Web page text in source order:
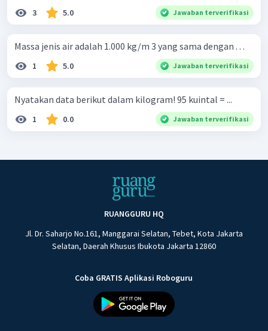
3 5.0 Jawaban terverifikasi
Massa jenis air adalah 1.000 kg/m 3 yang sama dengan . . .
1 5.0 Jawaban terverifikasi
Nyatakan data berikut dalam kilogram! 95 kuintal = ...
1 0.0 Jawaban terverifikasi
RUANGGURU HQ
Jl. Dr. Saharjo No.161, Manggarai Selatan, Tebet, Kota Jakarta
Selatan, Daerah Khusus Ibukota Jakarta 12860
Coba GRATIS Aplikasi Roboguru